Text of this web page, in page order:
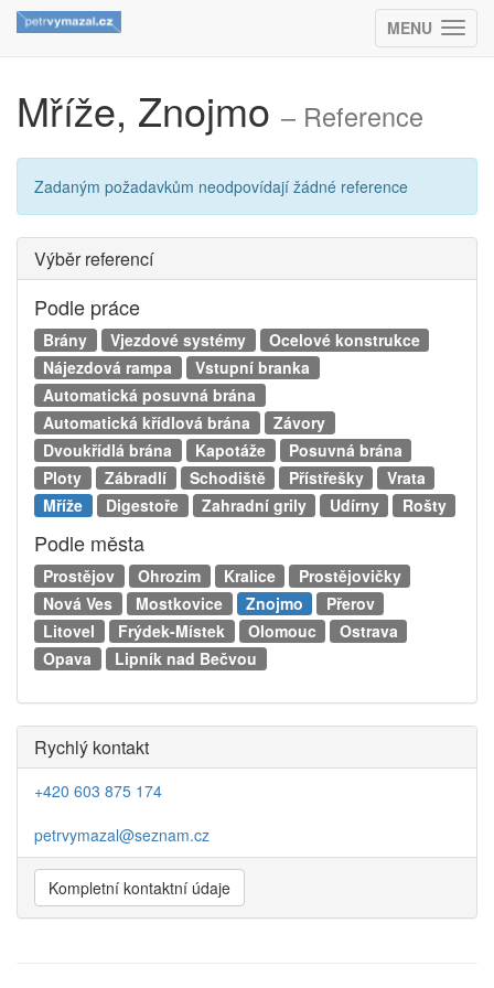
MENU
Mříže, Znojmo – Reference
Zadaným požadavkům neodpovídají žádné reference
Výběr referencí
Podle práce
Brány Vjezdové systémy
Ocelové konstrukce
Nájezdová rampa
Vstupní branka
Automatická posuvná brána
Automatická křídlová brána
Závory
Dvoukřídlá brána
Kapotáže
Posuvná brána
Ploty
Zábradlí Schodiště Přístřešky
Vrata
Mříže
Digestoře Zahradní grily Udírny Rošty
Podle města
Prostějov Ohrozim Kralice
Prostějovičky
Nová Ves
Mostkovice Znojmo
Přerov
Litovel
Frýdek-Místek Olomouc
Ostrava
Opava
Lipník nad Bečvou
Rychlý kontakt
+420 603 875 174
petrvymazal@seznam.cz
Kompletní kontaktní údaje